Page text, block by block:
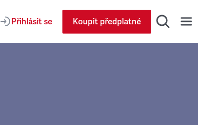
Přihlásit se Koupit předplatné